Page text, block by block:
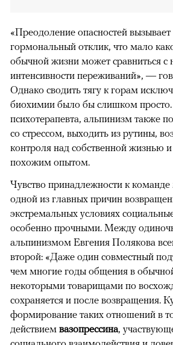
«Преодоление опасностей
гормональный отклик, что мало
обычной жизни может сравниться с
интенсивности переживаний», —
Однако сводить тягу к горам
биохимии было бы слишком
психотерапевта, альпинизм также
со стрессом, выходить из рутины,
контроля над собственной жизнью
похожим опытом.
Чувство принадлежности к
одной из главных причин
экстремальных условиях
особенно прочными. Между
альпинизмом Евгения Полякова
второй: «Даже один совместный
чем многие годы общения в
некоторыми товарищами по
сохраняется и после возвращения.
формирование таких отношений в
действием вазопрессина,